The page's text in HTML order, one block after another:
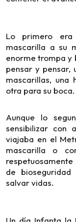
Lo primero era
mascarilla a su
enorme trompa y
pensar y pensar,
mascarillas,
otra para su
Aunque lo
sensibilizar con
viajaba en el
mascarilla o
de
salvar vidas.